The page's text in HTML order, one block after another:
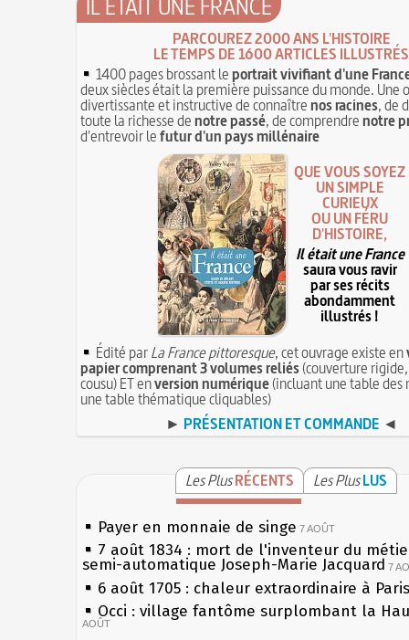
PARCOUREZ 2000 ANS L'HISTOIRE
LE TEMPS DE 1600 ARTICLES ILLUSTRÉS
1400 pages brossant leportrait vivifiant d'une
deux siècles était la première puissance du monde. Une
divertissante et instructive de connaîtrenos racines, de
toute la richesse denotre passé, de comprendrenotre
d'entrevoir lefutur d'un pays millénaire
QUE VOUS SOYEZ
UN SIMPLE
CURIEUX
OU UN FÉRU
D'HISTOIRE,
Il était une France
saura vous ravir
par ses récits
abondamment
illustrés !
Édité parLa France pittoresque, cet ouvrage existe en
papier comprenant 3 volumes reliés(couverture
cousu) ET enversion numérique(incluant une table des
une table thématique cliquables)
► PRÉSENTATION ET COMMANDE ◄
Les PlusRÉCENTS Les PlusLUS
Payer en monnaie de singe 7 AOÛT
7 août 1834 : mort de l'inventeur du
semi-automatique Joseph-Marie Jacquard 7
6 août 1705 : chaleur extraordinaire à Paris
Occi : village fantôme surplombant la
AOÛT